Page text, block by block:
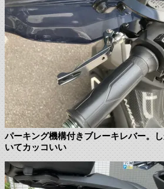
パーキング機構付きブレーキレバー。
いてカッコいい